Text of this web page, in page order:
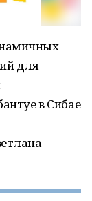
для
в Сибае